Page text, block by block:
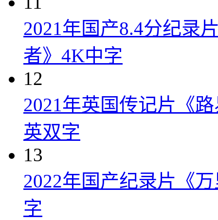
2021年国产8.4分纪录
者》4K中字
12
2021年英国传记片《
英双字
13
2022年国产纪录片《
字